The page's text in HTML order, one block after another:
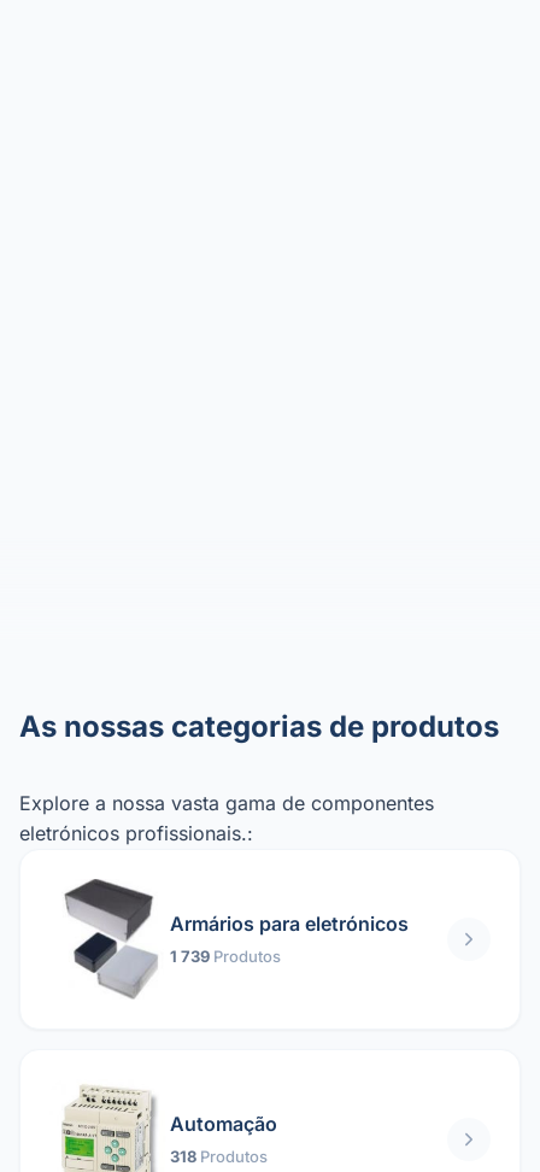
As nossas categorias de produtos
Explore a nossa vasta gama de componentes
eletrónicos profissionais.:
Armários para eletrónicos
1 739 Produtos
Automação
318 Produtos